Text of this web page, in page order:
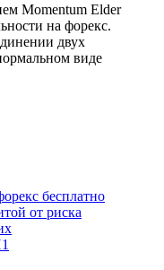
Momentum Elder
на форекс.
двух
виде
бесплатно
от риска